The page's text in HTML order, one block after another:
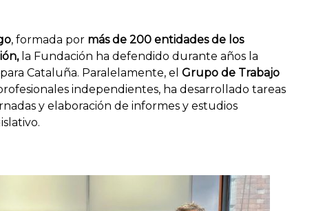
, formada por más de 200 entidades de los
la Fundación ha defendido durante años la
Cataluña. Paralelamente, el Grupo de Trabajo
independientes, ha desarrollado tareas
y elaboración de informes y estudios